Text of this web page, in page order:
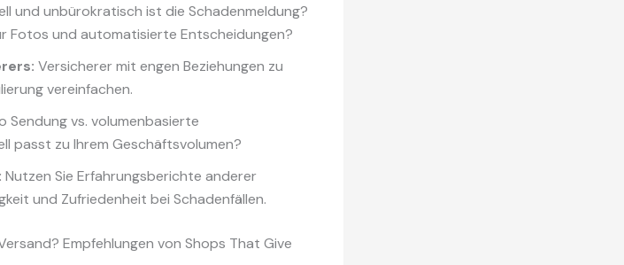
und unbürokratisch ist die Schadenmeldung?
Fotos und automatisierte Entscheidungen?
Versicherer mit engen Beziehungen zu
vereinfachen.
Sendung vs. volumenbasierte
passt zu Ihrem Geschäftsvolumen?
Nutzen Sie Erfahrungsberichte anderer
und Zufriedenheit bei Schadenfällen.
Empfehlungen von Shops That Give